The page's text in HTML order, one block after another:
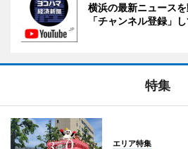
横浜の最新ニュースを
「チャンネル登録」
特集
エリア特集